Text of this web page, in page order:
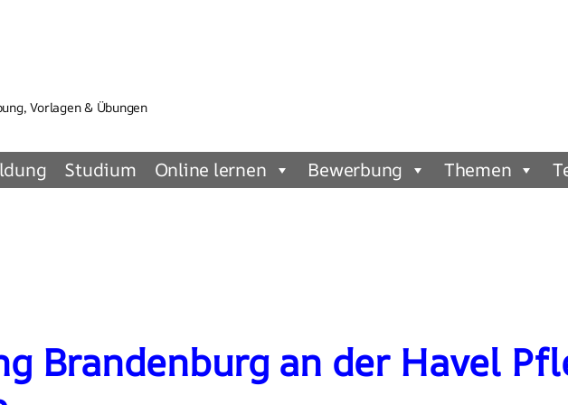
Vorlagen & Übungen
Studium Online lernen Bewerbung Themen
Brandenburg an der Havel